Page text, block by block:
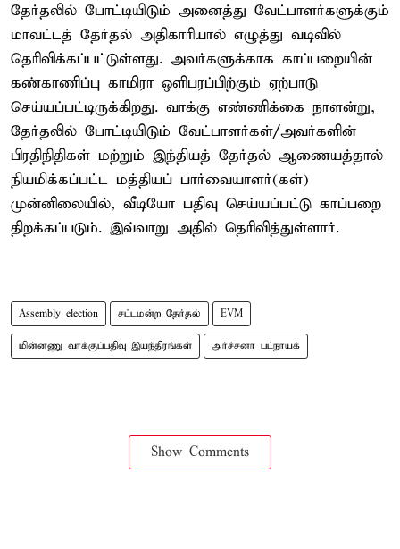
தேர்தலில் போட்டியிடும் அனைத்து வேட்பாளர்களுக்கும்
மாவட்டத் தேர்தல் அதிகாரியால் எழுத்து வடிவில்
தெரிவிக்கப்பட்டுள்ளது. அவர்களுக்காக காப்பறையின்
கண்காணிப்பு காமிரா ஒளிபரப்பிற்கும் ஏற்பாடு
செய்யப்பட்டிருக்கிறது. வாக்கு எண்ணிக்கை நாளன்று,
தேர்தலில் போட்டியிடும் வேட்பாளர்கள்/அவர்களின்
பிரதிநிதிகள் மற்றும் இந்தியத் தேர்தல் ஆணையத்தால்
நியமிக்கப்பட்ட மத்தியப் பார்வையாளர்(கள்)
முன்னிலையில், வீடியோ பதிவு செய்யப்பட்டு காப்பறை
திறக்கப்படும். இவ்வாறு அதில் தெரிவித்துள்ளார்.
Assembly election சட்டமன்ற தேர்தல் EVM
மின்னணு வாக்குப்பதிவு இயந்திரங்கள் அர்ச்சனா பட்நாயக்
Show Comments